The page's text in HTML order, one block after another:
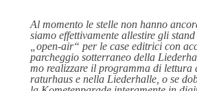
Al momen­to le stel­le non han­no
sia­mo effet­ti­va­men­te allesti­re gli
„open-air“ per le case edit­ri­ci con
par­cheg­gio sot­ter­ra­neo del­la
mo rea­liz­za­re il pro­gram­ma di
ra­tur­haus e nella Lie­der­hal­le, o se